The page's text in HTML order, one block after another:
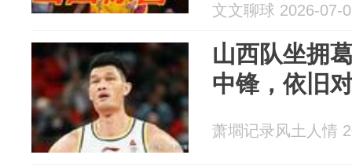
文文聊球 2026-07-
山西队坐拥
中锋，依旧
萧壛记录风土人情